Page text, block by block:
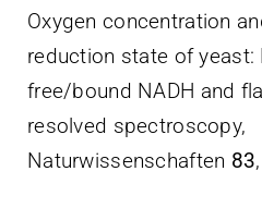
Oxygen concentration
reduction state of
free/bound NADH and
resolved spectroscopy,
Naturwissenschaften 83